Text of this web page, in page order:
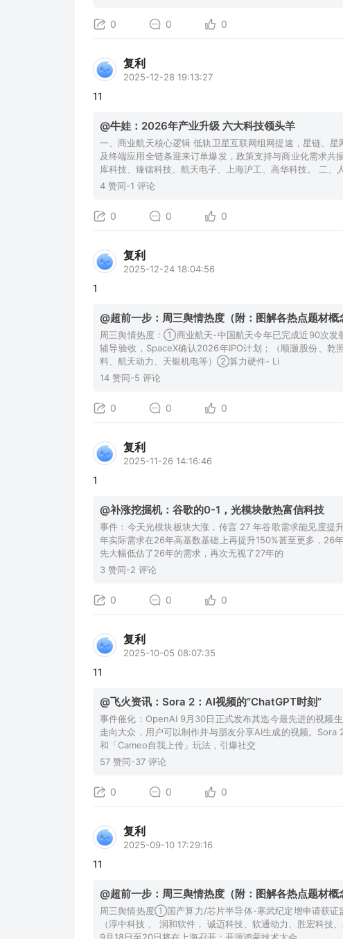
0 0 0
复利
2025-12-28 19:13:27
11
@牛娃：2026年产业升级 六大科技领头羊
一、商业航天核心逻辑 低轨卫星互联网组网提速，星链、
及终端应用全链条迎来订单爆发，政策支持与商业化需求
库科技、臻镭科技、航天电子、上海沪工、高华科技。 二、
4 赞同-1 评论
0 0 0
复利
2025-12-24 18:04:56
1
@超前一步：周三舆情热度（附：图解各热点题材概
周三舆情热度：①商业航天-中国航天今年已完成近90次发
辅导验收，SpaceX确认2026年IPO计划；（顺灏股份、
料、航天动力、天银机电等）②算力硬件- Li
14 赞同-5 评论
0 0 0
复利
2025-11-26 14:16:46
1
@补涨挖掘机：谷歌的0-1，光模块散热富信科技
事件：今天光模块板块大涨，传言 27 年谷歌需求能见度提
年实际需求在26年高基数基础上再提升150%甚至更多，26
先大幅低估了26年的需求，再次无视了27年的
3 赞同-2 评论
0 0 0
复利
2025-10-05 08:07:35
11
@飞火资讯：Sora 2：AI视频的“ChatGPT时刻”
事件催化：OpenAI 9月30日正式发布其迄今最先进的视频
走向大众，用户可以制作并与朋友分享AI生成的视频。
和「Cameo自我上传」玩法，引爆社交
57 赞同-37 评论
0 0 0
复利
2025-09-10 17:29:16
11
@超前一步：周三舆情热度（附：图解各热点题材概
周三舆情热度①国产算力/芯片半导体-寒武纪定增申请获证
（淳中科技 、 润和软件， 诚迈科技、软通动力、胜宏科